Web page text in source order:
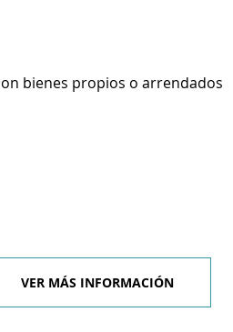
bienes propios o arrendados
VER MÁS INFORMACIÓN